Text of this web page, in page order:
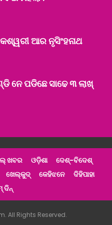
ଆର ନୃସିଂହନାଥ
ନେ ପଡିଛେ ସାଢେ ୩ ଲାଖ୍‌
ଖବର ଓଡ଼ିଶା
ଦେଶ୍‌-ବିଦେଶ୍‌
ଖେଲ୍‌କୁଦ୍‌ କେହିଝନେ
ଦିହିପାହା
ଦିନ୍
All Rights Reserved.